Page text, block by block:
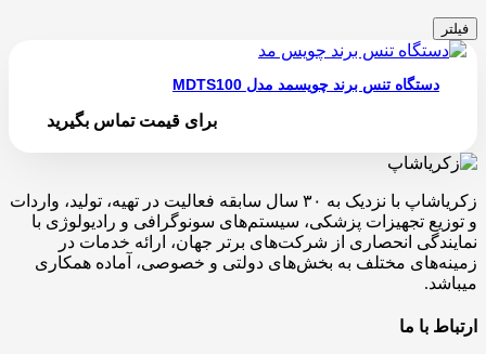
فیلتر
دستگاه تنس برند چویسمد مدل MDTS100
برای قیمت تماس بگیرید
زکریاشاپ با نزدیک به ۳۰ سال سابقه فعالیت در تهیه، تولید، واردات
و توزیع تجهیزات پزشکی، سیستم‌های سونوگرافی و رادیولوژی با
نمایندگی انحصاری از شرکت‌های برتر جهان، ارائه خدمات در
زمینه‌های مختلف به بخش‌های دولتی و خصوصی، آماده همکاری
میباشد.
ارتباط با ما